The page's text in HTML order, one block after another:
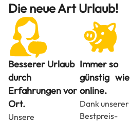
Die neue Art Urlaub!
Besserer Urlaub
durch
Erfahrungen vor
Ort.
Unsere
Immer so
günstig wie
online.
Dank unserer
Bestpreis-